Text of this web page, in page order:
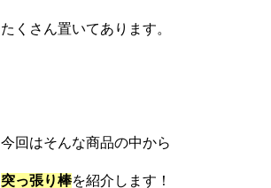
たくさん置いてあります。
今回はそんな商品の中から
突っ張り棒を紹介します！